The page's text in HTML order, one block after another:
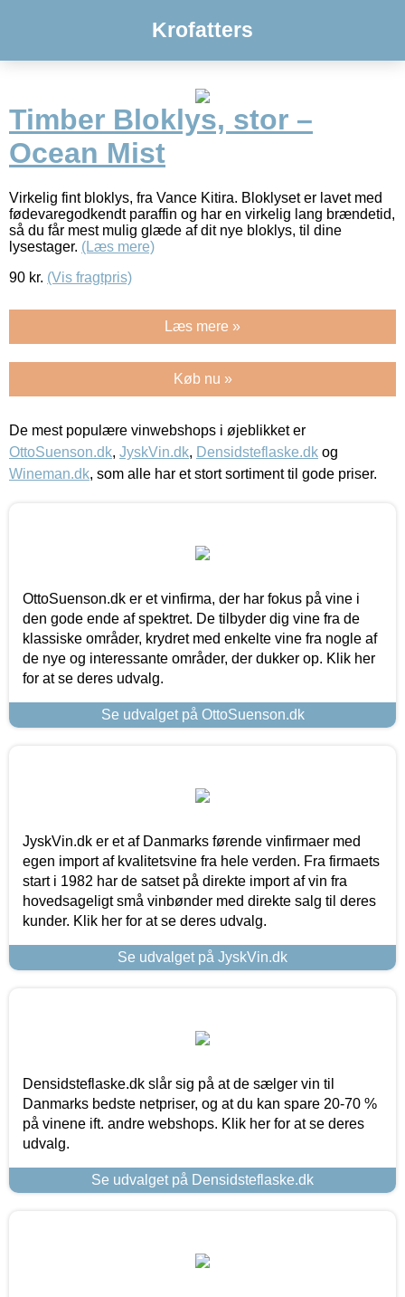
Krofatters
Timber Bloklys, stor –
Ocean Mist
Virkelig fint bloklys, fra Vance Kitira. Bloklyset er lavet med
fødevaregodkendt paraffin og har en virkelig lang brændetid,
så du får mest mulig glæde af dit nye bloklys, til dine
lysestager. (Læs mere)
90 kr. (Vis fragtpris)
Læs mere »
Køb nu »
De mest populære vinwebshops i øjeblikket er
OttoSuenson.dk, JyskVin.dk, Densidsteflaske.dk og
Wineman.dk, som alle har et stort sortiment til gode priser.
OttoSuenson.dk er et vinfirma, der har fokus på vine i
den gode ende af spektret. De tilbyder dig vine fra de
klassiske områder, krydret med enkelte vine fra nogle af
de nye og interessante områder, der dukker op. Klik her
for at se deres udvalg.
Se udvalget på OttoSuenson.dk
JyskVin.dk er et af Danmarks førende vinfirmaer med
egen import af kvalitetsvine fra hele verden. Fra firmaets
start i 1982 har de satset på direkte import af vin fra
hovedsageligt små vinbønder med direkte salg til deres
kunder. Klik her for at se deres udvalg.
Se udvalget på JyskVin.dk
Densidsteflaske.dk slår sig på at de sælger vin til
Danmarks bedste netpriser, og at du kan spare 20-70 %
på vinene ift. andre webshops. Klik her for at se deres
udvalg.
Se udvalget på Densidsteflaske.dk